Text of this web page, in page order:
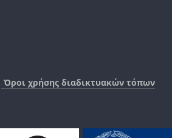
Όροι χρήσης διαδικτυακών τόπων